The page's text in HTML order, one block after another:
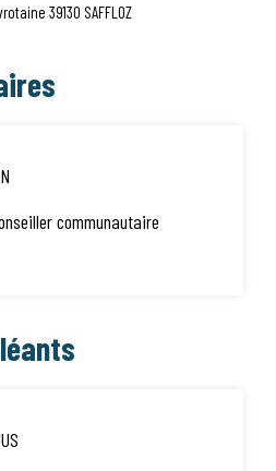
39130 SAFFLOZ
communautaire